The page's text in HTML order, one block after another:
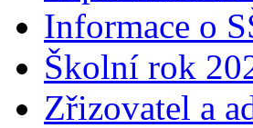
Informace o
Školní rok
Zřizovatel a